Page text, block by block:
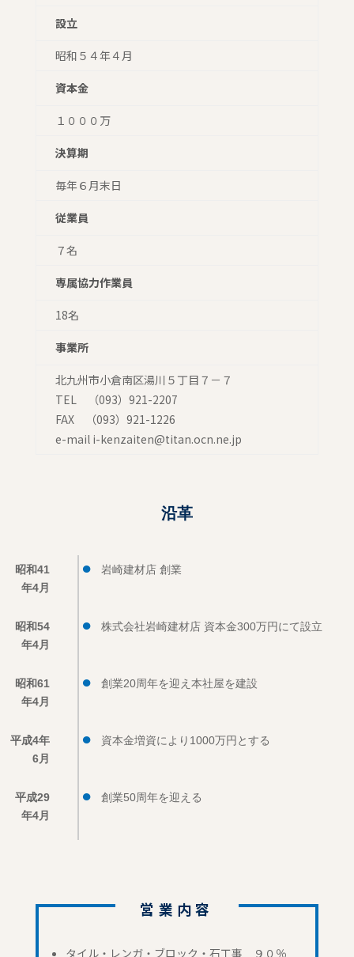
設立
昭和５４年４月
資本金
１０００万
決算期
毎年６月末日
従業員
７名
専属協力作業員
18名
事業所
北九州市小倉南区湯川５丁目７－７
TEL （093）921-2207
FAX （093）921-1226
e-mail i-kenzaiten@titan.ocn.ne.jp
沿革
昭和41
年4月
岩崎建材店 創業
昭和54
年4月
株式会社岩崎建材店 資本金300万円にて設立
昭和61
年4月
創業20周年を迎え本社屋を建設
平成4年
6月
資本金増資により1000万円とする
平成29
年4月
創業50周年を迎える
営業内容
タイル・レンガ・ブロック・石工事 ９０％